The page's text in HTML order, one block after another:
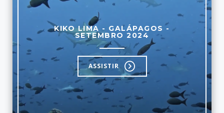
KIKO LIMA - GALÁPAGOS -
SETEMBRO 2024
ASSISTIR